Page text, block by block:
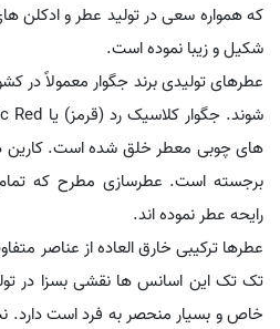
که همواره سعی در تولید عطر و ادکلن
شکیل و زیبا نموده است.
عطرهای تولیدی برند جگوار معمولاً در
های چوبی معطر خلق شده است. کارین
برجسته است. عطرسازی مطرح که
رایحه عطر نموده اند.
عطرها ترکیبی خارق العاده از عناصر
تک تک این اسانس ها نقشی بسزا در
خاص و بسیار منحصر به فرد است دارد.